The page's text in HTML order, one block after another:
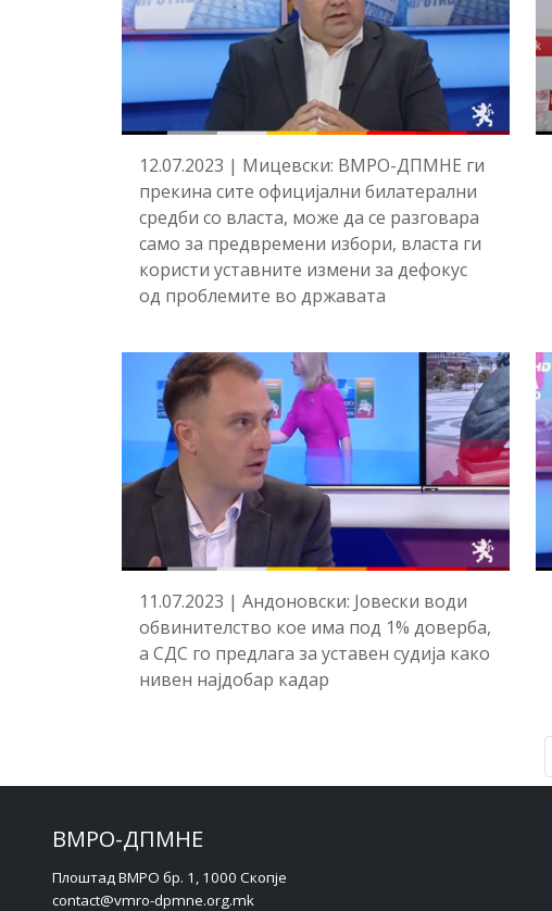
12.07.2023 | Мицевски: ВМРО-ДПМНЕ ги
прекина сите официјални билатерални
средби со власта, може да се разговара
само за предвремени избори, власта ги
користи уставните измени за дефокус
од проблемите во државата
11.07.2023 | Андоновски: Јовески води
обвинителство кое има под 1% доверба,
а СДС го предлага за уставен судија како
нивен најдобар кадар
e
n
a
v
ВМРО-ДПМНЕ
Плоштад ВМРО бр. 1, 1000 Скопје
contact@vmro-dpmne.org.mk